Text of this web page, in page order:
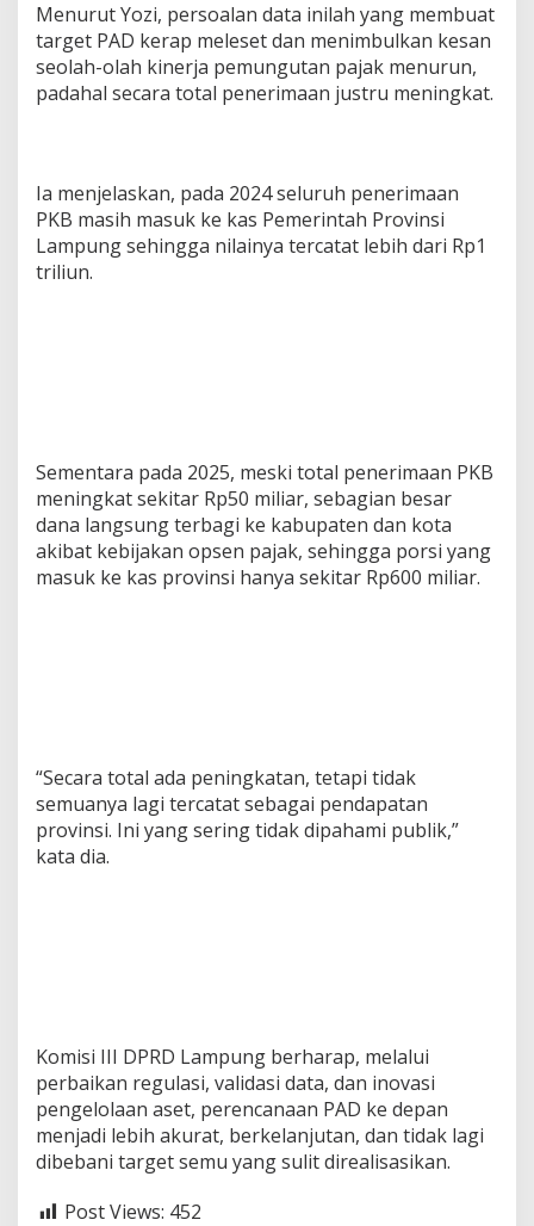
Menurut Yozi, persoalan data inilah yang membuat
target PAD kerap meleset dan menimbulkan kesan
seolah-olah kinerja pemungutan pajak menurun,
padahal secara total penerimaan justru meningkat.
Ia menjelaskan, pada 2024 seluruh penerimaan
PKB masih masuk ke kas Pemerintah Provinsi
Lampung sehingga nilainya tercatat lebih dari Rp1
triliun.
Sementara pada 2025, meski total penerimaan PKB
meningkat sekitar Rp50 miliar, sebagian besar
dana langsung terbagi ke kabupaten dan kota
akibat kebijakan opsen pajak, sehingga porsi yang
masuk ke kas provinsi hanya sekitar Rp600 miliar.
“Secara total ada peningkatan, tetapi tidak
semuanya lagi tercatat sebagai pendapatan
provinsi. Ini yang sering tidak dipahami publik,”
kata dia.
Komisi III DPRD Lampung berharap, melalui
perbaikan regulasi, validasi data, dan inovasi
pengelolaan aset, perencanaan PAD ke depan
menjadi lebih akurat, berkelanjutan, dan tidak lagi
dibebani target semu yang sulit direalisasikan.
Post Views: 452